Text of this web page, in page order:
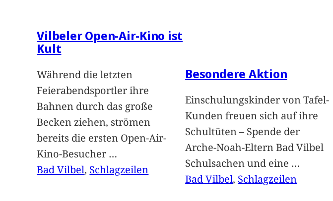
Vilbeler Open-Air-Kino ist
Kult
Während die letzten
Feierabendsportler ihre
Bahnen durch das große
Becken ziehen, strömen
bereits die ersten Open-Air-
Kino-Besucher …
Bad Vilbel, Schlagzeilen
Besondere Aktion
Einschulungskinder von Tafel-
Kunden freuen sich auf ihre
Schultüten – Spende der
Arche-Noah-Eltern Bad Vilbel
Schulsachen und eine …
Bad Vilbel, Schlagzeilen